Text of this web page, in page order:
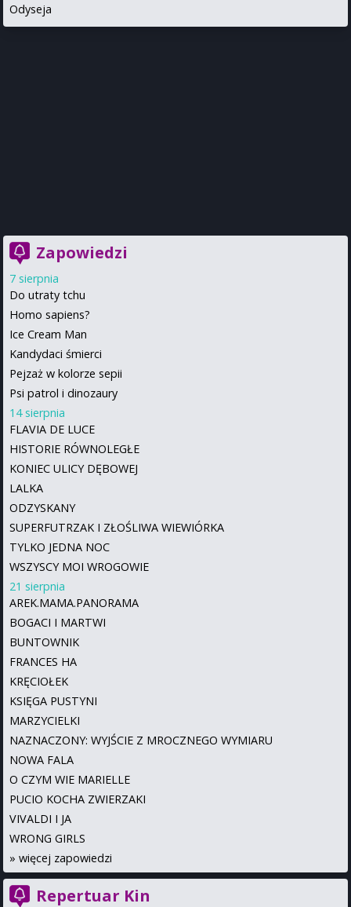
Odyseja
Zapowiedzi
7 sierpnia
Do utraty tchu
Homo sapiens?
Ice Cream Man
Kandydaci śmierci
Pejzaż w kolorze sepii
Psi patrol i dinozaury
14 sierpnia
FLAVIA DE LUCE
HISTORIE RÓWNOLEGŁE
KONIEC ULICY DĘBOWEJ
LALKA
ODZYSKANY
SUPERFUTRZAK I ZŁOŚLIWA WIEWIÓRKA
TYLKO JEDNA NOC
WSZYSCY MOI WROGOWIE
21 sierpnia
AREK.MAMA.PANORAMA
BOGACI I MARTWI
BUNTOWNIK
FRANCES HA
KRĘCIOŁEK
KSIĘGA PUSTYNI
MARZYCIELKI
NAZNACZONY: WYJŚCIE Z MROCZNEGO WYMIARU
NOWA FALA
O CZYM WIE MARIELLE
PUCIO KOCHA ZWIERZAKI
VIVALDI I JA
WRONG GIRLS
» więcej zapowiedzi
Repertuar Kin